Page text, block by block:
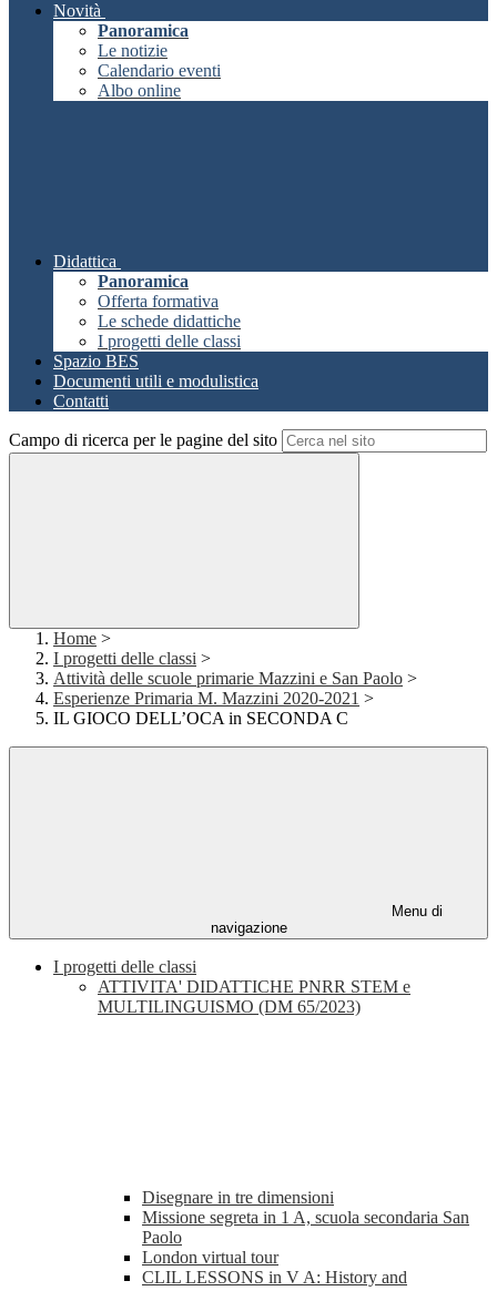
Novità
Panoramica
Le notizie
Calendario eventi
Albo online
Didattica
Panoramica
Offerta formativa
Le schede didattiche
I progetti delle classi
Spazio BES
Documenti utili e modulistica
Contatti
Campo di ricerca per le pagine del sito
Home >
I progetti delle classi >
Attività delle scuole primarie Mazzini e San Paolo >
Esperienze Primaria M. Mazzini 2020-2021 >
IL GIOCO DELL’OCA in SECONDA C
Menu di
navigazione
I progetti delle classi
ATTIVITA' DIDATTICHE PNRR STEM e
MULTILINGUISMO (DM 65/2023)
Disegnare in tre dimensioni
Missione segreta in 1 A, scuola secondaria San
Paolo
London virtual tour
CLIL LESSONS in V A: History and